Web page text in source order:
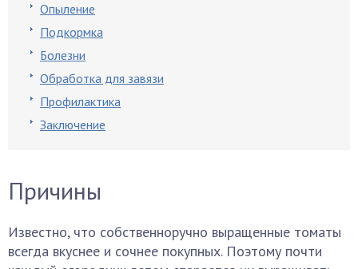
Опыление
Подкормка
Болезни
Обработка для завязи
Профилактика
Заключение
Причины
Известно, что собственноручно выращенные томаты
всегда вкуснее и сочнее покупных. Поэтому почти